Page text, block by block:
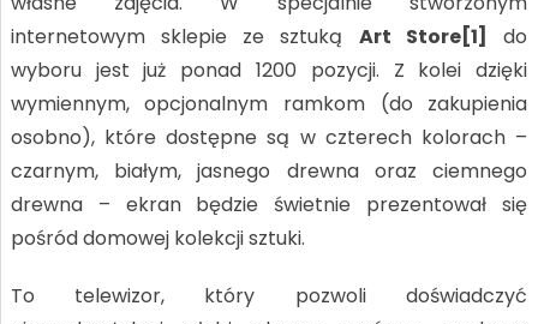
internetowym sklepie ze sztuką Art Store[1]
do
wyboru jest już ponad 1200 pozycji. Z kolei dzięki
wymiennym, opcjonalnym ramkom (do zakupienia
osobno), które dostępne są w czterech kolorach –
czarnym, białym, jasnego drewna oraz ciemnego
drewna – ekran będzie świetnie prezentował się
pośród domowej kolekcji sztuki.
To telewizor, który pozwoli doświadczyć